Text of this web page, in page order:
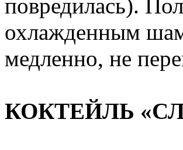
повредилась).
охлажденным
медленно, не
КОКТЕЙЛЬ